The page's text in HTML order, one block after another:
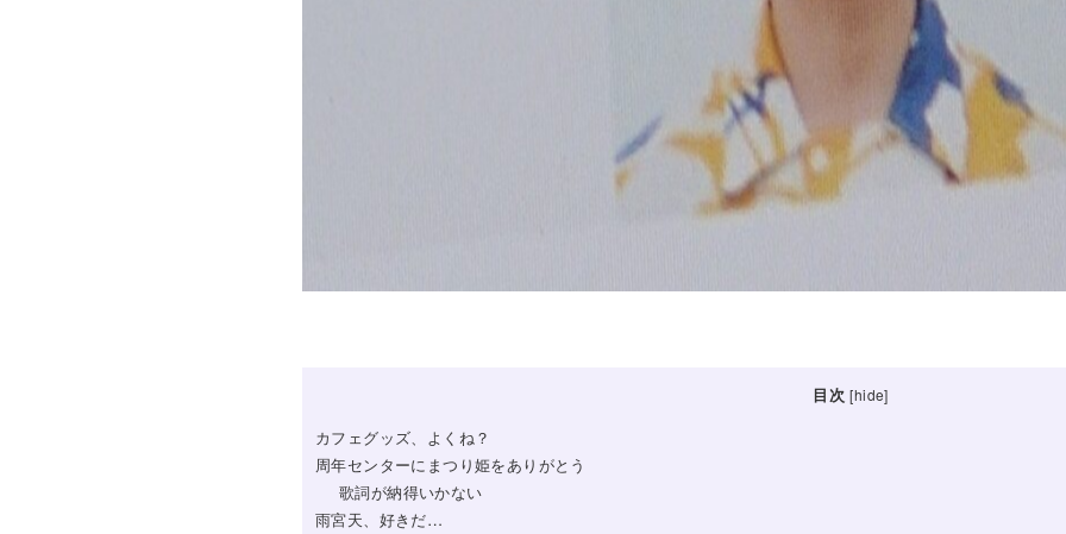
目次 [hide]
カフェグッズ、よくね？
周年センターにまつり姫をありがとう
歌詞が納得いかない
雨宮天、好きだ…